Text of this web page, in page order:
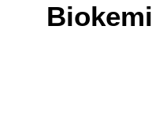
Biokemi